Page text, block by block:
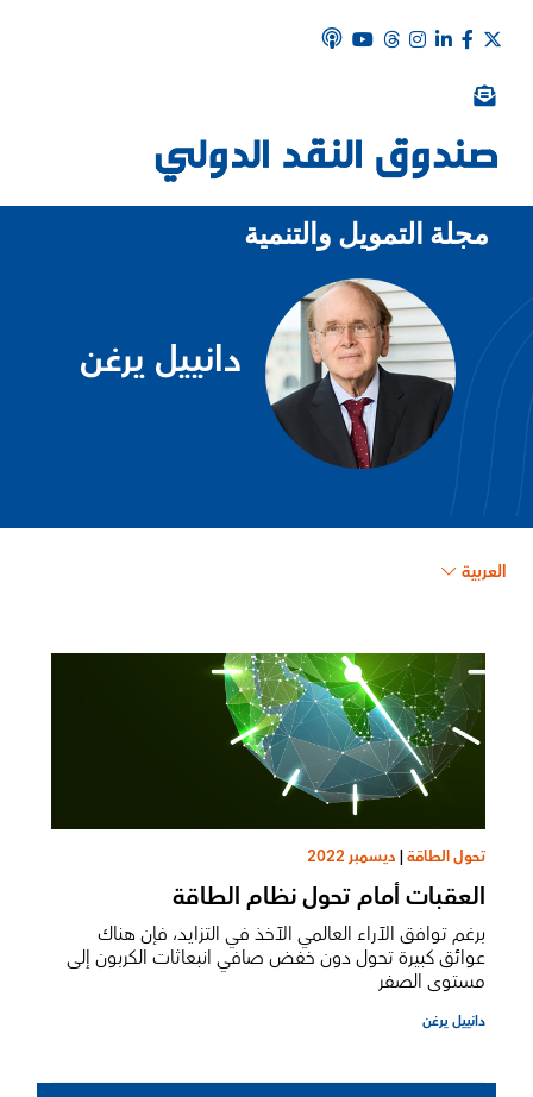
مجلة التمويل والتنمية
دانييل يرغن
العربية
تحول الطاقة|ديسمبر 2022
العقبات أمام تحول نظام الطاقة
برغم توافق الآراء العالمي الآخذ في التزايد، فإن هناك
عوائق كبيرة تحول دون خفض صافي انبعاثات الكربون إلى
مستوى الصفر
دانييل يرغن